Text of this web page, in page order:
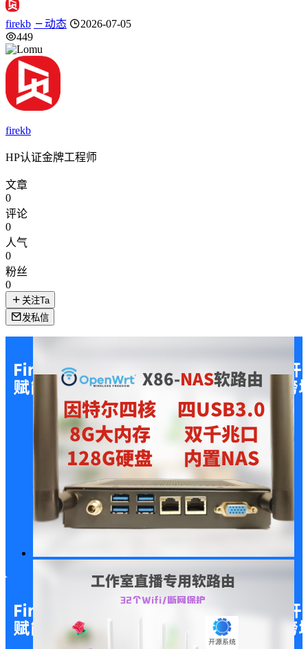
firekb 动态
2026-07-05
449
firekb
HP认证金牌工程师
文章
0
评论
0
人气
0
粉丝
0
关注Ta
发私信